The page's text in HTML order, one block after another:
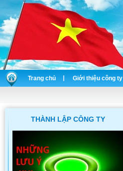
Trang chủ Giới thiệu công ty
THÀNH LẬP CÔNG TY